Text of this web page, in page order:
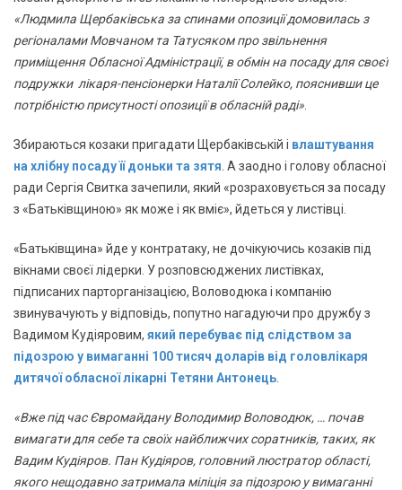
«Людмила Щербаківська за спинами опозиції домовилась з
регіоналами Мовчаном та Татусяком про звільнення
приміщення Обласної Адміністрації, в обмін на посаду для своєї
подружки лікаря-пенсіонерки Наталії Солейко, пояснивши це
потрібністю присутності опозиції в обласній раді»
Збираються козаки пригадати Щербаківській і влаштування
на хлібну посаду її доньки та зятя . А заодно і голову обласної
ради Сергія Свитка зачепили, який «розраховується за посаду
з «Батьківщиною» як може і як вміє», йдеться у листівці.
«Батьківщина» йде у контратаку, не дочікуючись козаків під
вікнами своєї лідерки. У розповсюджених листівках,
підписаних парторганізацією, Воловодюка і компанію
звинувачують у відповідь, попутно нагадуючи про дружбу з
Вадимом Кудіяровим, який перебуває під слідством за
підозрою у вимаганні 100 тисяч доларів від головлікаря
дитячої обласної лікарні Тетяни Антонець
«Вже під час Євромайдану Володимир Воловодюк, … почав
вимагати для себе та своїх найближчих соратників, таких, як
Вадим Кудіяров. Пан Кудіяров, головний люстратор області,
якого нещодавно затримала міліція за підозрою у вимаганні